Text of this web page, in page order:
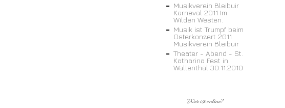
Musikverein Bleibuir
Karneval 2011 Im
Wilden Westen.
Musik ist Trumpf beim
Osterkonzert 2011
Musikverein Bleibuir
Theater - Abend - St.
Katharina Fest in
Wallenthal 30.11.2010
Wer ist online?